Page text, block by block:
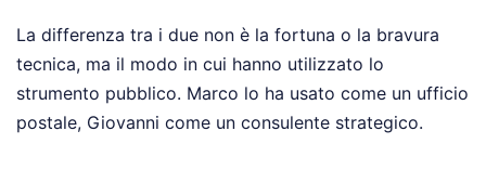
La differenza tra i due non è la fortuna o la bravura
tecnica, ma il modo in cui hanno utilizzato lo
strumento pubblico. Marco lo ha usato come un ufficio
postale, Giovanni come un consulente strategico.